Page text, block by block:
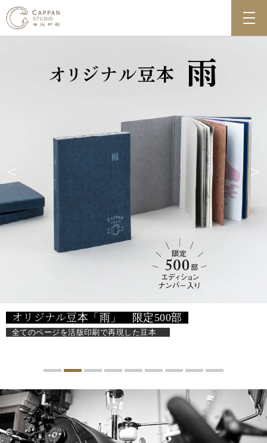
オリジナル豆本「雨」 限定500部
全てのページを活版印刷で再現した豆本